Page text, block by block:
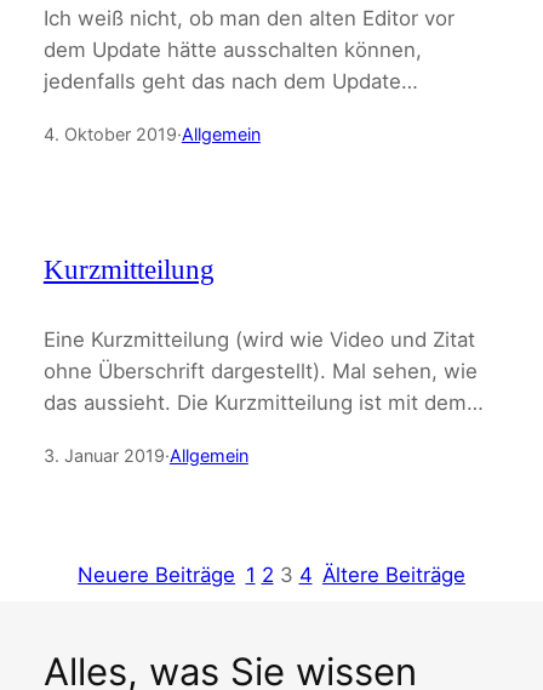
Ich weiß nicht, ob man den alten Editor vor
dem Update hätte ausschalten können,
jedenfalls geht das nach dem Update…
4. Oktober 2019·Allgemein
Kurzmitteilung
Eine Kurzmitteilung (wird wie Video und Zitat
ohne Überschrift dargestellt). Mal sehen, wie
das aussieht. Die Kurzmitteilung ist mit dem…
3. Januar 2019·Allgemein
Neuere Beiträge 1 2 3 4 Ältere Beiträge
Alles, was Sie wissen